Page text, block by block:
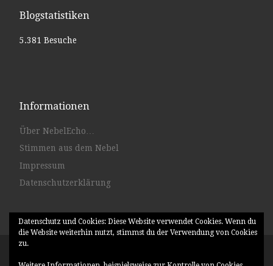
Blogstatistiken
5.381 Besuche
Informationen
Über NebelEcho…
Stimmen aus dem Nebel
Impressum
Datenschutzerklärung
Datenschutz und Cookies: Diese Website verwendet Cookies. Wenn du
die Website weiterhin nutzt, stimmst du der Verwendung von Cookies
zu.